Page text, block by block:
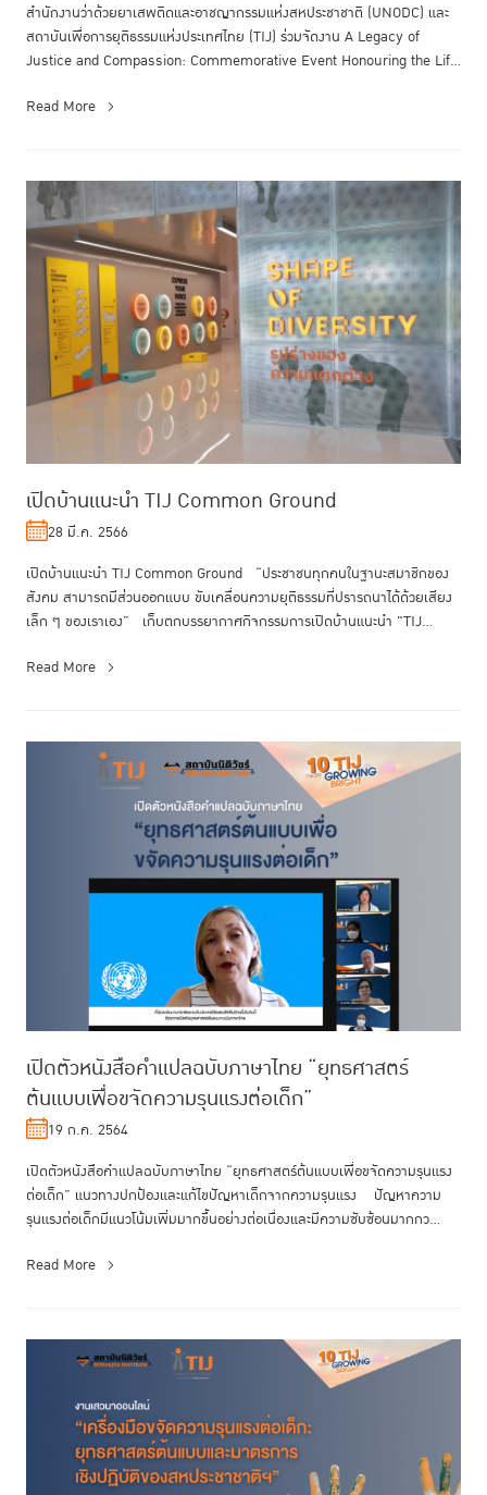
สำนักงานว่าด้วยยาเสพติดและอาชญากรรมแห่งสหประชาชาติ (UNODC) และ
สถาบันเพื่อการยุติธรรมแห่งประเทศไทย (TIJ) ร่วมจัดงาน A Legacy of
Justice and Compassion: Commemorative Event Honouring the Life
Read More
เปิดบ้านแนะนำ TIJ Common Ground
28 มี.ค. 2566
เปิดบ้านแนะนำ TIJ Common Ground “ประชาชนทุกคนในฐานะสมาชิกของ
สังคม สามารถมีส่วนออกแบบ ขับเคลื่อนความยุติธรรมที่ปรารถนาได้ด้วยเสียง
เล็ก ๆ ของเราเอง” เก็บตกบรรยากาศกิจกรรมการเปิดบ้านแนะนำ "TIJ
Read More
เปิดตัวหนังสือคำแปลฉบับภาษาไทย “ยุทธศาสตร์
ต้นแบบเพื่อขจัดความรุนแรงต่อเด็ก”
19 ก.ค. 2564
เปิดตัวหนังสือคำแปลฉบับภาษาไทย “ยุทธศาสตร์ต้นแบบเพื่อขจัดความรุนแรง
ต่อเด็ก” แนวทางปกป้องและแก้ไขปัญหาเด็กจากความรุนแรง ปัญหาความ
รุนแรงต่อเด็กมีแนวโน้มเพิ่มมากขึ้นอย่างต่อเนื่องและมีความซับซ้อนมากกว...
Read More